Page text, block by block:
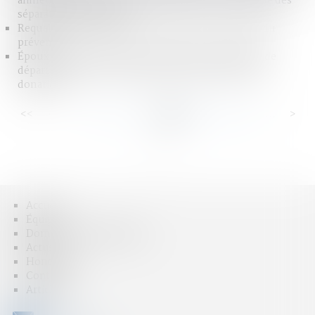
séparations et divorces
Requalification aggravante des faits et acceptation du
prévenu
Époux communs en biens : précisions sur le point de
départ de l’action en déclaration de simulation des
donations
<<
>
Accueil
Articles